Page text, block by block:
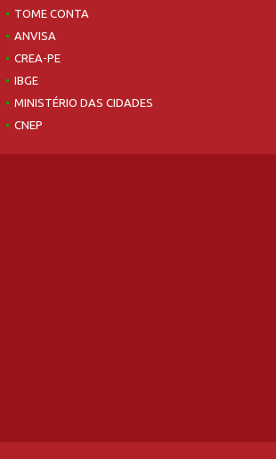
TOME CONTA
ANVISA
CREA-PE
IBGE
MINISTÉRIO DAS CIDADES
CNEP